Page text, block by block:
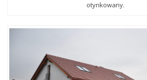
otynkowany.